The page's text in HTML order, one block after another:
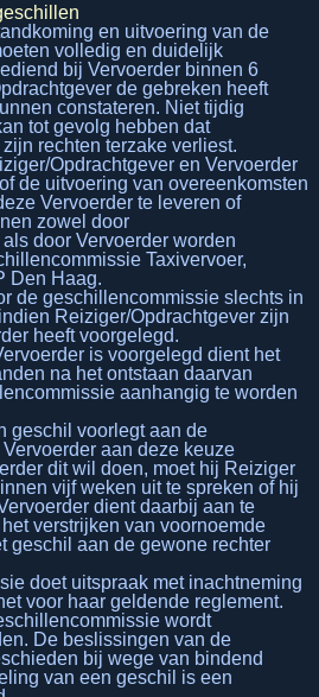
en uitvoering van de
volledig en duidelijk
bij Vervoerder binnen 6
de gebreken heeft
constateren. Niet tijdig
tot gevolg hebben dat
rechten terzake verliest.
Opdrachtgever en Vervoerder
de uitvoering van overeenkomsten
Vervoerder te leveren of
zowel door
door Vervoerder worden
Taxivervoer,
Den Haag.
de geschillencommissie slechts in
Reiziger/Opdrachtgever zijn
heeft voorgelegd.
is voorgelegd dient het
na het ontstaan daarvan
aanhangig te worden
geschil voorlegt aan de
aan deze keuze
dit wil doen, moet hij Reiziger
vijf weken uit te spreken of hij
dient daarbij aan te
verstrijken van voornoemde
geschil aan de gewone rechter
doet uitspraak met inachtneming
voor haar geldende reglement.
wordt
De beslissingen van de
bij wege van bindend
van een geschil is een